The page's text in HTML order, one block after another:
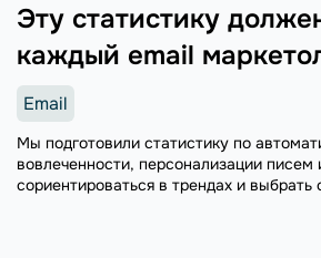
Эту статистику
каждый email
Email
Мы подготовили статистику по
вовлеченности, персонализации
сориентироваться в трендах и выбрать